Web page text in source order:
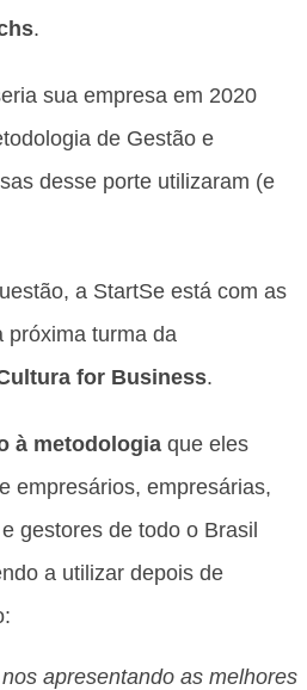
.
sua empresa em 2020
de Gestão e
desse porte utilizaram (e
a StartSe está com as
próxima turma da
for Business.
à metodologia que eles
empresários, empresárias,
gestores de todo o Brasil
a utilizar depois de
apresentando as melhores